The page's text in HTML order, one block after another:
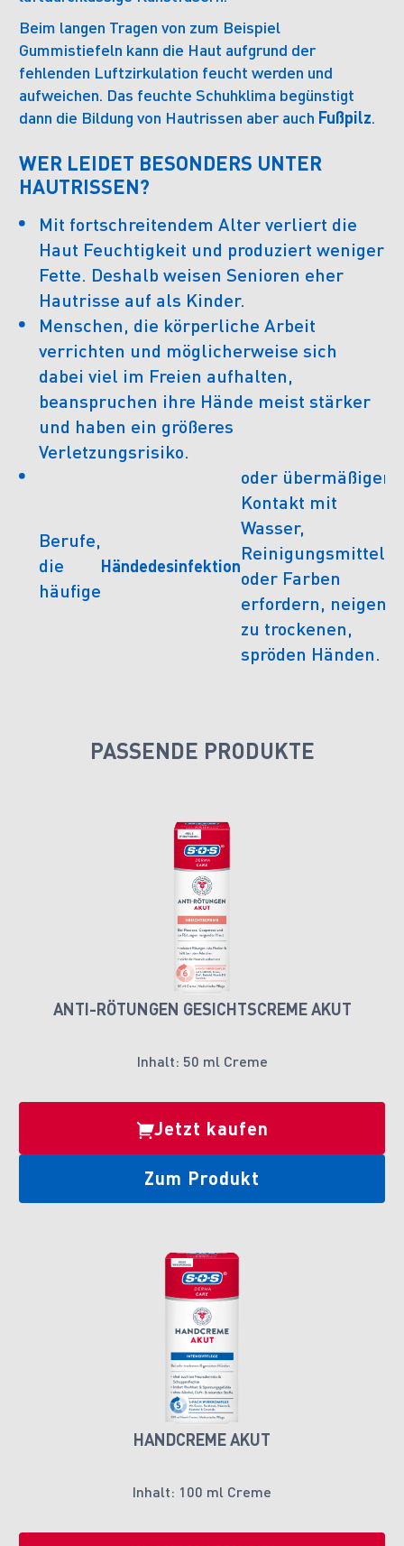
Beim langen Tragen von zum Beispiel
Gummistiefeln kann die Haut aufgrund der
fehlenden Luftzirkulation feucht werden und
aufweichen. Das feuchte Schuhklima begünstigt
dann die Bildung von Hautrissen aber auch Fußpilz.
WER LEIDET BESONDERS UNTER
HAUTRISSEN?
Mit fortschreitendem Alter verliert die
Haut Feuchtigkeit und produziert weniger
Fette. Deshalb weisen Senioren eher
Hautrisse auf als Kinder.
Menschen, die körperliche Arbeit
verrichten und möglicherweise sich
dabei viel im Freien aufhalten,
beanspruchen ihre Hände meist stärker
und haben ein größeres
Verletzungsrisiko.
Berufe,
die
häufige
Händedesinfektion
oder übermäßigen
Kontakt mit
Wasser,
Reinigungsmitteln
oder Farben
erfordern, neigen
zu trockenen,
spröden Händen.
PASSENDE PRODUKTE
ANTI-RÖTUNGEN GESICHTSCREME AKUT
Inhalt: 50 ml Creme
Jetzt kaufen
Zum Produkt
HANDCREME AKUT
Inhalt: 100 ml Creme